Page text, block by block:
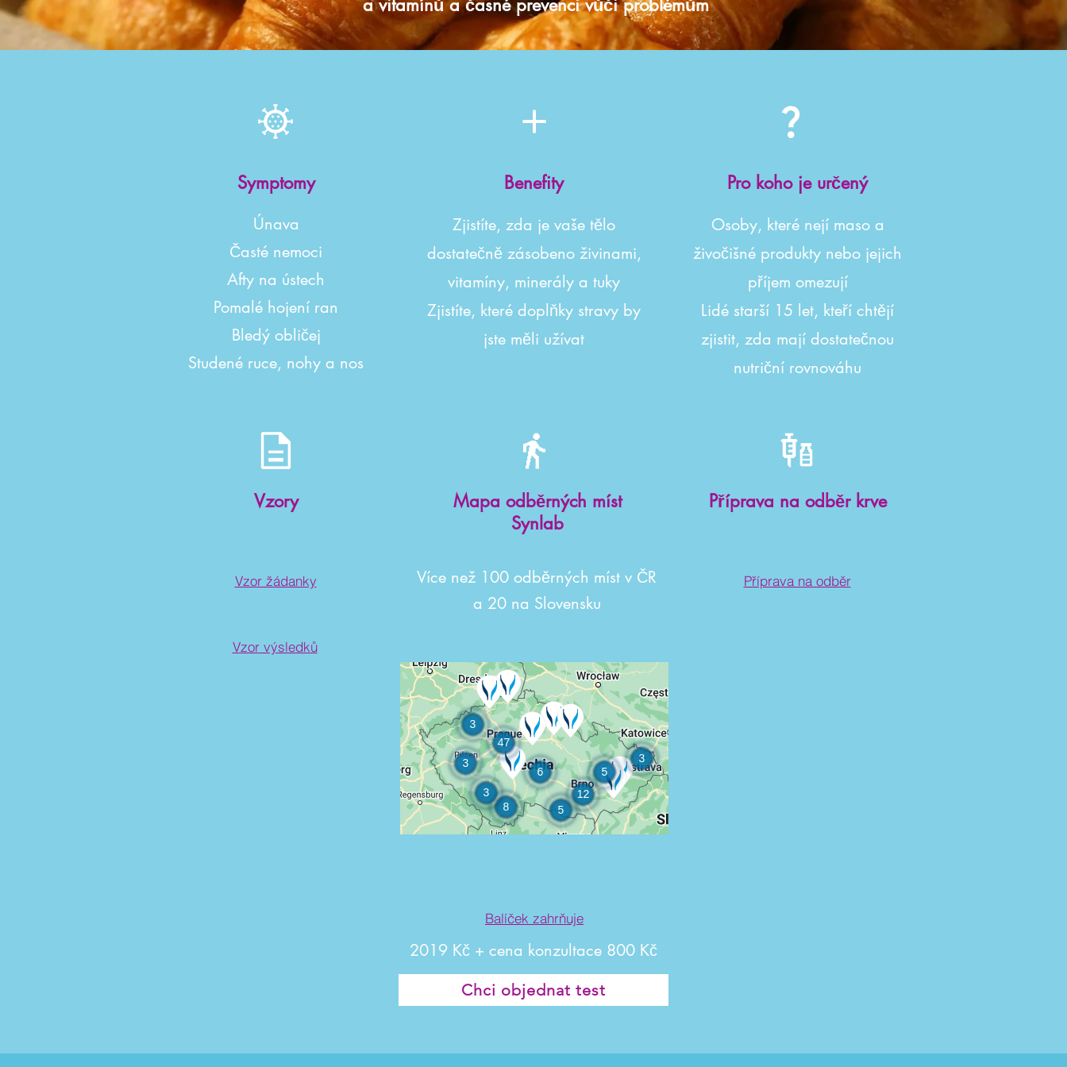
a vitamínů a časné prevenci vůči problémům
Symptomy
Únava
Časté nemoci
Afty na ústech
Pomalé hojení ran
Bledý obličej
Studené ruce, nohy a nos
Vzory
Vzor žádanky
Vzor výsledků
Benefity
Zjistíte, zda je vaše tělo
dostatečně zásobeno živinami,
vitamíny, minerály a tuky
Zjistíte, které doplňky stravy by
jste měli užívat
Mapa odběrných míst
Synlab
Více než 100 odběrných míst v ČR
a 20 na Slovensku
Pro koho je určený
Osoby, které nejí maso a
živočišné produkty nebo jejich
příjem omezují
Lidé starší 15 let, kteří chtějí
zjistit, zda mají dostatečnou
nutriční rovnováhu
Příprava na odběr krve
Příprava na odběr
Balíček zahrňuje
2019 Kč + cena konzultace 800 Kč
Chci objednat test